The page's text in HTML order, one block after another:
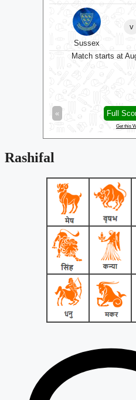
Sussex
v
Match starts at
« Full
Get this
Rashifal